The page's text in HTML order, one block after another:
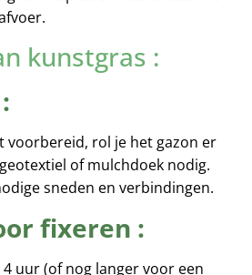
kunstgras :
voorbereid, rol je het gazon er
of mulchdoek nodig.
sneden en verbindingen.
fixeren :
uur (of nog langer voor een